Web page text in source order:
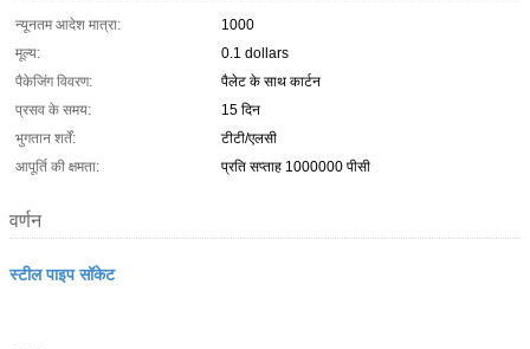
न्यूनतम आदेश मात्रा:
1000
मूल्य:
0.1 dollars
पैकेजिंग विवरण:
पैलेट के साथ कार्टन
प्रसव के समय:
15 दिन
भुगतान शर्तें:
टीटी/एलसी
आपूर्ति की क्षमता:
प्रति सप्ताह 1000000 पीसी
वर्णन
स्टील पाइप सॉकेट